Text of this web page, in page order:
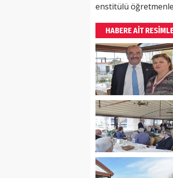
enstitülü
HABERE AİT